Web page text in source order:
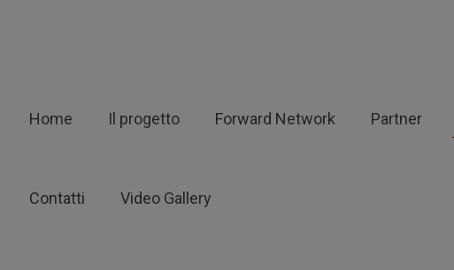
Home Il progetto Forward Network Partner
Contatti Video Gallery